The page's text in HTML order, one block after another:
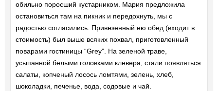
обильно поросший кустарником. Мария предложила
остановиться там на пикник и передохнуть, мы с
радостью согласились. Привезенный ею обед (входит в
стоимость) был выше всяких похвал, приготовленный
поварами гостиницы “Grey”. На зеленой траве,
усыпанной белыми головками клевера, стали появляться
салаты, копченый лосось ломтями, зелень, хлеб,
шоколадки, печенье, вода, содовые и чай.